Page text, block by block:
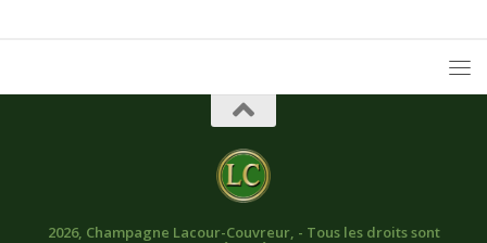
2026, Champagne Lacour-Couvreur, - Tous les droits sont